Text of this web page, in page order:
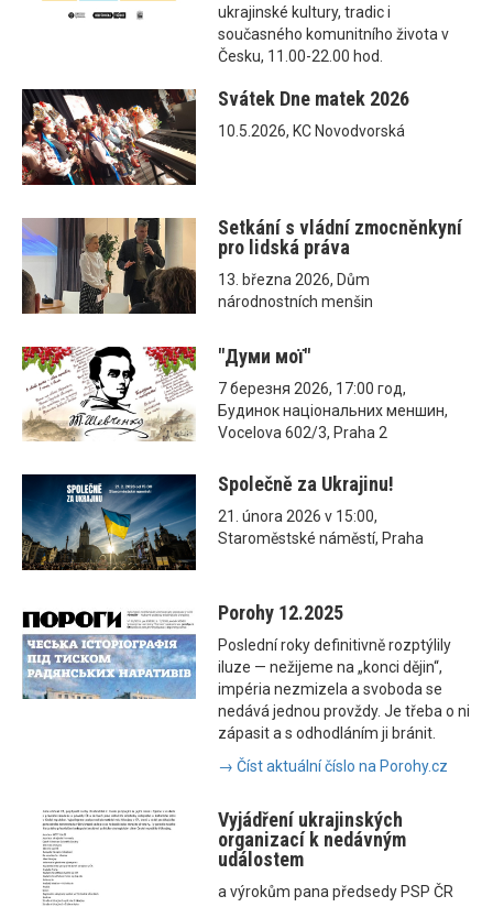
ukrajinské kultury, tradic i
současného komunitního života v
Česku, 11.00-22.00 hod.
Svátek Dne matek 2026
10.5.2026, KC Novodvorská
Setkání s vládní zmocněnkyní
pro lidská práva
13. března 2026, Dům
národnostních menšin
"Думи мої"
7 березня 2026, 17:00 год,
Будинок національних меншин,
Vocelova 602/3, Praha 2
Společně za Ukrajinu!
21. února 2026 v 15:00,
Staroměstské náměstí, Praha
Porohy 12.2025
Poslední roky definitivně rozptýlily
iluze — nežijeme na „konci dějin“,
impéria nezmizela a svoboda se
nedává jednou provždy. Je třeba o ni
zápasit a s odhodláním ji bránit.
→ Číst aktuální číslo na Porohy.cz
Vyjádření ukrajinských
organizací k nedávným
událostem
a výrokům pana předsedy PSP ČR